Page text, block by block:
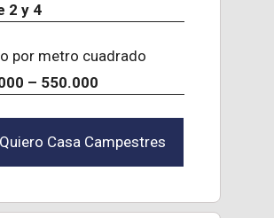
2 y 4
por metro cuadrado
– 550.000
Quiero Casa Campestres